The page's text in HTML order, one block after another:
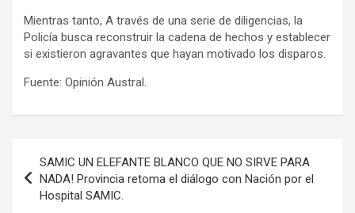
Mientras tanto, A través de una serie de diligencias, la
Policía busca reconstruir la cadena de hechos y establecer
si existieron agravantes que hayan motivado los disparos.
Fuente: Opinión Austral.
de
entradas
SAMIC UN ELEFANTE BLANCO QUE NO SIRVE PARA
NADA! Provincia retoma el diálogo con Nación por el
Hospital SAMIC.